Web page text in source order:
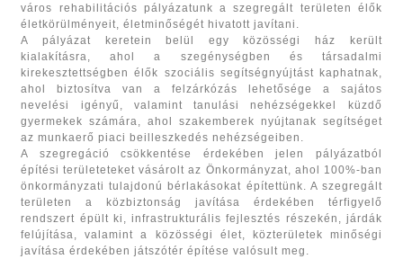
város rehabilitációs pályázatunk a szegregált területen élők
életkörülményeit, életminőségét hivatott javítani.
A pályázat keretein belül egy közösségi ház került
kialakításra, ahol a szegénységben és társadalmi
kirekesztettségben élők szociális segítségnyújtást kaphatnak,
ahol biztosítva van a felzárkózás lehetősége a sajátos
nevelési igényű, valamint tanulási nehézségekkel küzdő
gyermekek számára, ahol szakemberek nyújtanak segítséget
az munkaerő piaci beilleszkedés nehézségeiben.
A szegregáció csökkentése érdekében jelen pályázatból
építési területeteket vásárolt az Önkormányzat, ahol 100%-ban
önkormányzati tulajdonú bérlakásokat építettünk. A szegregált
területen a közbiztonság javítása érdekében térfigyelő
rendszert épült ki, infrastrukturális fejlesztés részekén, járdák
felújítása, valamint a közösségi élet, közterületek minőségi
javítása érdekében játszótér építése valósult meg.